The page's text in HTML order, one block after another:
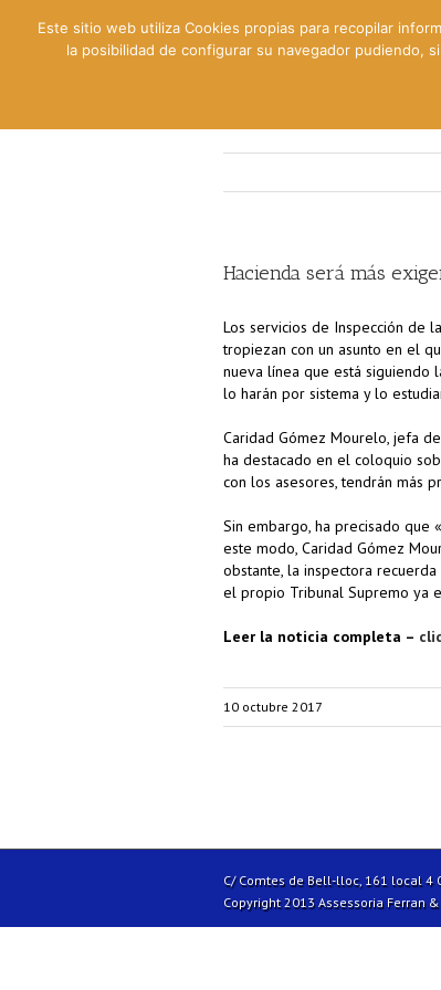
Hacienda será más
Los servicios de Inspección de
tropiezan con un asunto en el
nueva línea que está siguiendo
lo harán por sistema y lo
Caridad Gómez Mourelo, jefa
ha destacado en el coloquio
con los asesores, tendrán más
Sin embargo, ha precisado que
este modo, Caridad Gómez
obstante, la inspectora
el propio Tribunal Supremo ya
Leer la noticia completa –
10 octubre 2017
C/ Comtes de Bell-lloc, 161 local 4
Copyright 2013 Assessoria Ferran
Este sitio web utiliza Cookies propias para recopilar
la posibilidad de configurar su navegador pudiendo,